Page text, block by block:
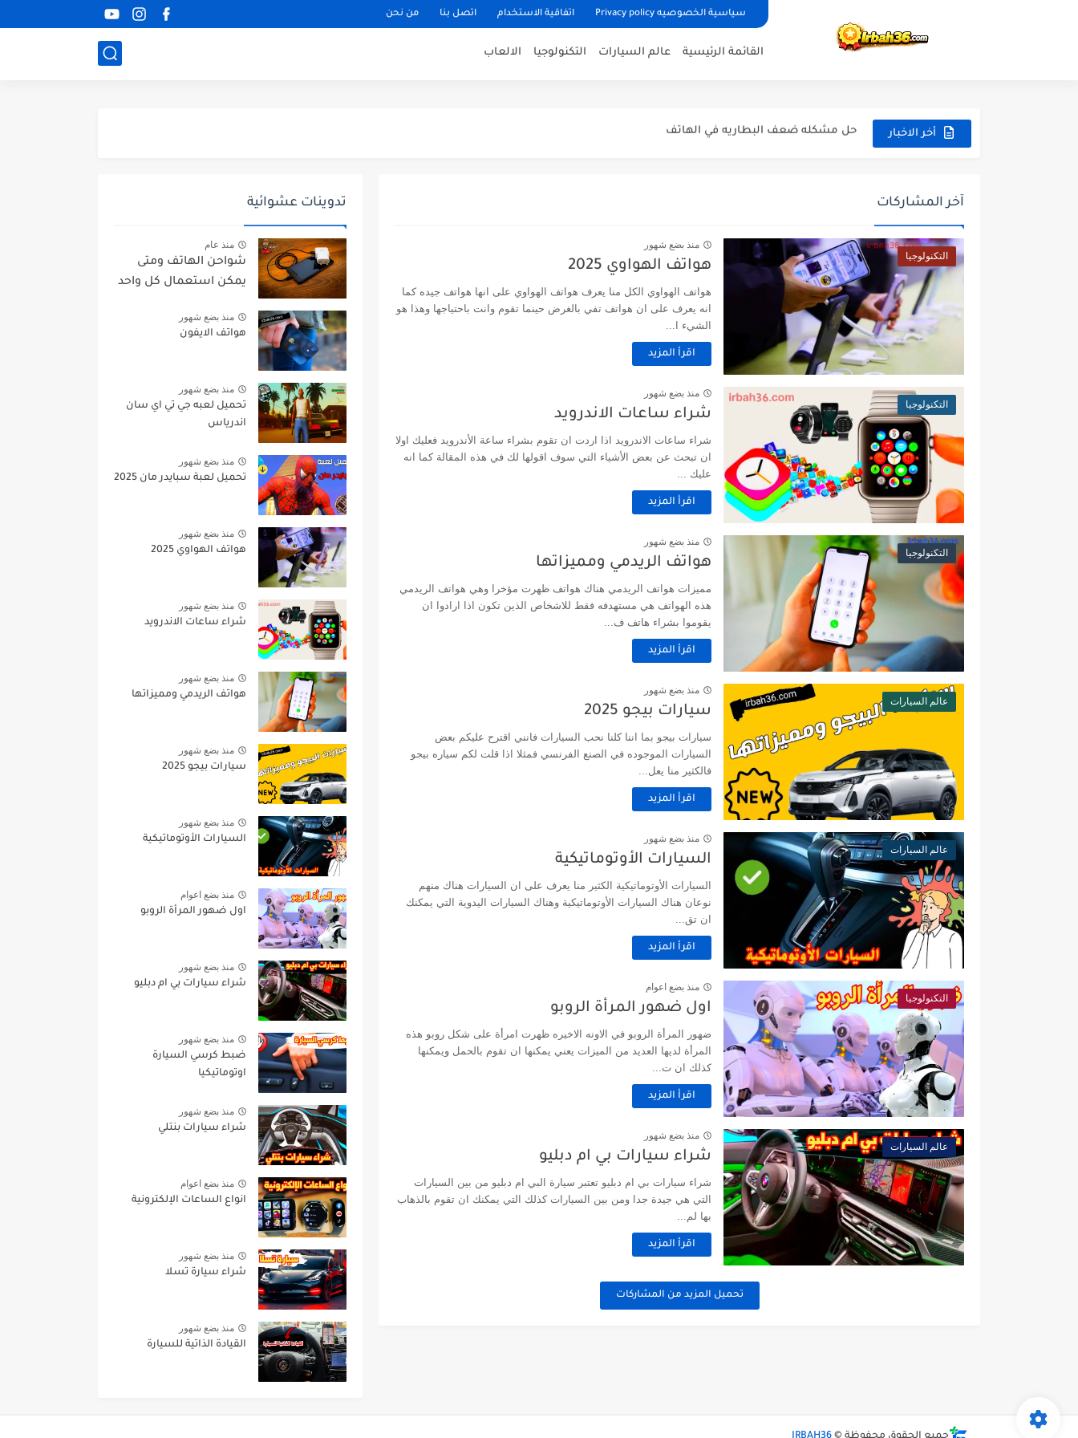
سياسية الخصوصيه Privacy policy اتفاقية الاستخدام اتصل بنا من نحن
القائمة الرئيسية عالم السيارات التكنولوجيا الالعاب
أخر الاخبار معلومات الحاسوب المنزلي
تحميل لعبة سبايدر مان 2025
هواتف الهواوي 2025
شراء ساعات الاندرويد
هواتف الريدمي ومميزاتها
آخر المشاركات
التكنولوجيا
منذ بضع شهور
هواتف الهواوي 2025
هواتف الهواوي الكل منا يعرف هواتف الهواوي على انها هواتف جيده كما
انه يعرف على ان هواتف تفي بالغرض حينما تقوم وانت باحتياجها وهذا هو
الشيء ا...
اقرأ المزيد
التكنولوجيا
منذ بضع شهور
شراء ساعات الاندرويد
شراء ساعات الاندرويد اذا اردت ان تقوم بشراء ساعة الأندرويد فعليك اولا
ان تبحث عن بعض الأشياء التي سوف اقولها لك في هذه المقالة كما انه
عليك ...
اقرأ المزيد
التكنولوجيا
منذ بضع شهور
هواتف الريدمي ومميزاتها
مميزات هواتف الريدمي هناك هواتف ظهرت مؤخرا وهي هواتف الريدمي
هذه الهواتف هي مستهدفه فقط للاشخاص الذين تكون اذا ارادوا ان
يقوموا بشراء هاتف ف...
اقرأ المزيد
عالم السيارات
منذ بضع شهور
سيارات بيجو 2025
سيارات بيجو بما اننا كلنا نحب السيارات فانني اقترح عليكم بعض
السيارات الموجوده في الصنع الفرنسي فمثلا اذا قلت لكم سياره بيجو
فالكثير منا يعل...
اقرأ المزيد
عالم السيارات
منذ بضع شهور
السيارات الأوتوماتيكية
السيارات الأوتوماتيكية الكثير منا يعرف على ان السيارات هناك منهم
نوعان هناك السيارات الأوتوماتيكية وهناك السيارات اليدوية التي يمكنك
ان تق...
اقرأ المزيد
التكنولوجيا
منذ بضع اعوام
اول ضهور المرأة الروبو
ضهور المرأة الروبو في الاونه الاخيره ظهرت امرأة على شكل روبو هذه
المرأة لديها العديد من الميزات يعني يمكنها ان تقوم بالحمل ويمكنها
كذلك ان ت...
اقرأ المزيد
عالم السيارات
منذ بضع شهور
شراء سيارات بي ام دبليو
شراء سيارات بي ام دبليو تعتبر سيارة البي ام دبليو من بين السيارات
التي هي جيدة جدا ومن بين السيارات كذلك التي يمكنك ان تقوم بالذهاب
بها لم...
اقرأ المزيد
تحميل المزيد من المشاركات
تدوينات عشوائية
منذ عام
شواحن الهاتف ومتى
يمكن استعمال كل واحد
منذ بضع شهور
هواتف الايفون
منذ بضع شهور
تحميل لعبه جي تي اي سان
اندرياس
منذ بضع شهور
تحميل لعبة سبايدر مان 2025
منذ بضع شهور
هواتف الهواوي 2025
منذ بضع شهور
شراء ساعات الاندرويد
منذ بضع شهور
هواتف الريدمي ومميزاتها
منذ بضع شهور
سيارات بيجو 2025
منذ بضع شهور
السيارات الأوتوماتيكية
منذ بضع اعوام
اول ضهور المرأة الروبو
منذ بضع شهور
شراء سيارات بي ام دبليو
منذ بضع شهور
ضبط كرسي السيارة
اوتوماتيكيا
منذ بضع شهور
شراء سيارات بنتلي
منذ بضع اعوام
انواع الساعات الإلكترونية
منذ بضع شهور
شراء سيارة تسلا
منذ بضع شهور
القيادة الذاتية للسيارة